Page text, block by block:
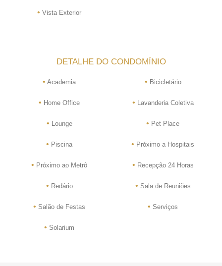
• Vista Exterior
DETALHE DO CONDOMÍNIO
• Academia • Bicicletário
• Home Office • Lavanderia Coletiva
• Lounge • Pet Place
• Piscina • Próximo a Hospitais
• Próximo ao Metrô • Recepção 24 Horas
• Redário • Sala de Reuniões
• Salão de Festas • Serviços
• Solarium